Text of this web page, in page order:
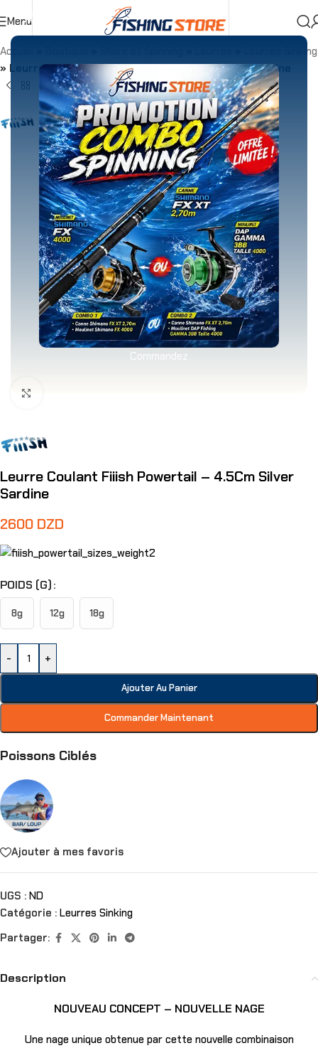
Commandez
Menu
Accueil
Leurres Sinking
» Leurre Coulant Fiiish Powertail – 4.5Cm Silver Sardine
Leurre Coulant Fiiish Powertail – 4.5Cm Silver
Sardine
2600 DZD
POIDS (G)
8g 12g 18g
- +
Ajouter Au Panier
Commander Maintenant
Poissons Ciblés
Ajouter à mes favoris
UGS : ND
Catégorie : Leurres Sinking
Partager:
Description
NOUVEAU CONCEPT – NOUVELLE NAGE
Une nage unique obtenue par cette nouvelle combinaison